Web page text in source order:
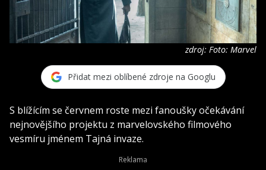
zdroj: Foto: Marvel
Přidat mezi oblíbené zdroje na Googlu
S blížícím se červnem roste mezi fanoušky očekávání
nejnovějšího projektu z marvelovského filmového
vesmíru jménem Tajná invaze.